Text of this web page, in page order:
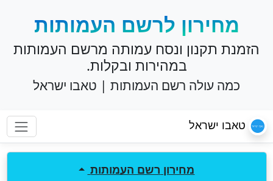
מחירון לרשם העמותות
הזמנת תקנון ונסח עמותה מרשם העמותות
במהירות ובקלות.
כמה עולה רשם העמותות | טאבו ישראל
טאבו ישראל
מחירון רשם העמותות